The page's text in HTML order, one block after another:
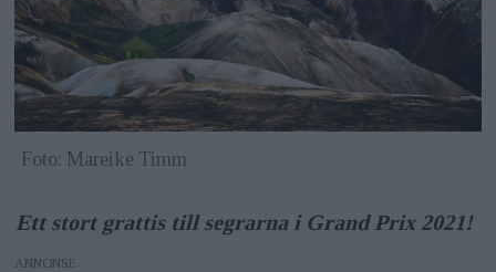
Foto: Mareike Timm
Ett stort grattis till segrarna i Grand Prix 2021!
ANNONS